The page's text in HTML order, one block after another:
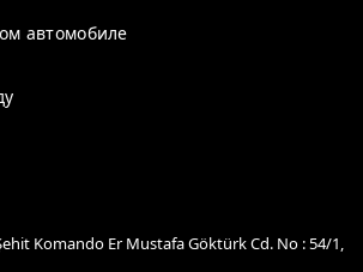
автомобиле
Komando Er Mustafa Göktürk Cd. No : 54/1,